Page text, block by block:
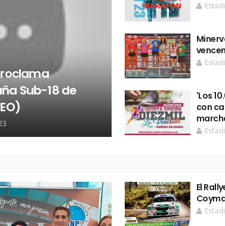
Sub-18 de
'Los
con
El